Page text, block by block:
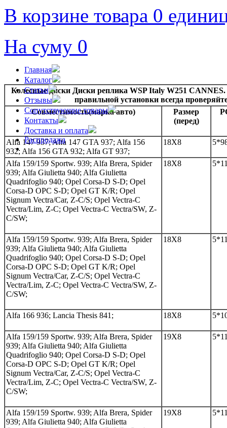
Главная
Каталог
Статьи
Отзывы
Сопутствующие товары
Контакты
Доставка и оплата
Распродажа
В корзине товара 0
На суму 0
Колесные диски Диски реплика WSP Italy W251
правильной установки всегда
Совместимость(марка авто)
Размер
(перед)
Alfa 147 937; Alfa 147 GTA 937; Alfa 156
932; Alfa 156 GTA 932; Alfa GT 937;
18Х8
Alfa 159/159 Sportw. 939; Alfa Brera, Spider
939; Alfa Giulietta 940; Alfa Giulietta
Quadrifoglio 940; Opel Corsa-D S-D; Opel
Corsa-D OPC S-D; Opel GT K/R; Opel
Signum Vectra/Car, Z-C/S; Opel Vectra-C
Vectra/Lim, Z-C; Opel Vectra-C Vectra/SW, Z-
C/SW;
18Х8
Alfa 159/159 Sportw. 939; Alfa Brera, Spider
939; Alfa Giulietta 940; Alfa Giulietta
Quadrifoglio 940; Opel Corsa-D S-D; Opel
Corsa-D OPC S-D; Opel GT K/R; Opel
Signum Vectra/Car, Z-C/S; Opel Vectra-C
Vectra/Lim, Z-C; Opel Vectra-C Vectra/SW, Z-
C/SW;
18Х8
Alfa 166 936; Lancia Thesis 841; 18Х8
Alfa 159/159 Sportw. 939; Alfa Brera, Spider
939; Alfa Giulietta 940; Alfa Giulietta
Quadrifoglio 940; Opel Corsa-D S-D; Opel
Corsa-D OPC S-D; Opel GT K/R; Opel
Signum Vectra/Car, Z-C/S; Opel Vectra-C
Vectra/Lim, Z-C; Opel Vectra-C Vectra/SW, Z-
C/SW;
19Х8
Alfa 159/159 Sportw. 939; Alfa Brera, Spider
939; Alfa Giulietta 940; Alfa Giulietta
19Х8